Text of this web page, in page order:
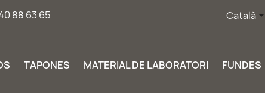
88 63 65 Català
TAPONES MATERIAL DE LABORATORI FUNDES